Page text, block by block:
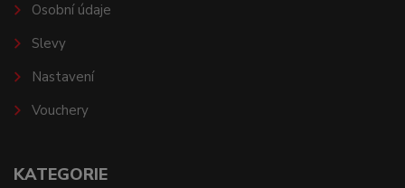
Osobní údaje
Slevy
Nastavení
Vouchery
KATEGORIE